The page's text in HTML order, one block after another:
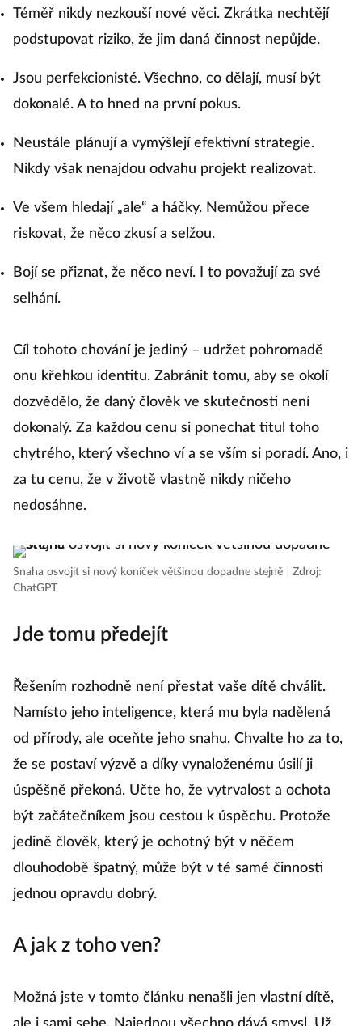
Téměř nikdy nezkouší nové věci. Zkrátka nechtějí
podstupovat riziko, že jim daná činnost nepůjde.
Jsou perfekcionisté. Všechno, co dělají, musí být
dokonalé. A to hned na první pokus.
Neustále plánují a vymýšlejí efektivní strategie.
Nikdy však nenajdou odvahu projekt realizovat.
Ve všem hledají „ale“ a háčky. Nemůžou přece
riskovat, že něco zkusí a selžou.
Bojí se přiznat, že něco neví. I to považují za své
selhání.
Cíl tohoto chování je jediný – udržet pohromadě
onu křehkou identitu. Zabránit tomu, aby se okolí
dozvědělo, že daný člověk ve skutečnosti není
dokonalý. Za každou cenu si ponechat titul toho
chytrého, který všechno ví a se vším si poradí. Ano, i
za tu cenu, že v životě vlastně nikdy ničeho
nedosáhne.
Snaha osvojit si nový koníček většinou dopadne stejně
Zdroj:
ChatGPT
Jde tomu předejít
Řešením rozhodně není přestat vaše dítě chválit.
Namísto jeho inteligence, která mu byla nadělená
od přírody, ale oceňte jeho snahu. Chvalte ho za to,
že se postaví výzvě a díky vynaloženému úsilí ji
úspěšně překoná. Učte ho, že vytrvalost a ochota
být začátečníkem jsou cestou k úspěchu. Protože
jedině člověk, který je ochotný být v něčem
dlouhodobě špatný, může být v té samé činnosti
jednou opravdu dobrý.
A jak z toho ven?
Možná jste v tomto článku nenašli jen vlastní dítě,